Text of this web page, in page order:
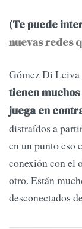
(Te puede
nuevas redes
Gómez Di Leiva
tienen
juega en
distraídos a
en un punto eso
conexión con el
otro. Están
desconectados